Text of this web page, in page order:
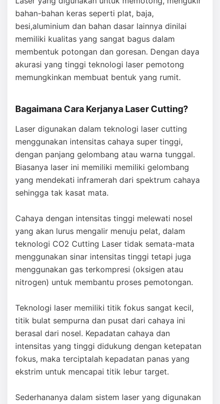
bahan-bahan keras seperti plat, baja,
besi,aluminium dan bahan dasar lainnya dinilai
memiliki kualitas yang sangat bagus dalam
membentuk potongan dan goresan. Dengan daya
akurasi yang tinggi teknologi laser pemotong
memungkinkan membuat bentuk yang rumit.
Bagaimana Cara Kerjanya Laser Cutting?
Laser digunakan dalam teknologi laser cutting
menggunakan intensitas cahaya super tinggi,
dengan panjang gelombang atau warna tunggal.
Biasanya laser ini memiliki memiliki gelombang
yang mendekati inframerah dari spektrum cahaya
sehingga tak kasat mata.
Cahaya dengan intensitas tinggi melewati nosel
yang akan lurus mengalir menuju pelat, dalam
teknologi CO2 Cutting Laser tidak semata-mata
menggunakan sinar intensitas tinggi tetapi juga
menggunakan gas terkompresi (oksigen atau
nitrogen) untuk membantu proses pemotongan.
Teknologi laser memiliki titik fokus sangat kecil,
titik bulat sempurna dan pusat dari cahaya ini
berasal dari nosel. Kepadatan cahaya dan
intensitas yang tinggi didukung dengan ketepatan
fokus, maka terciptalah kepadatan panas yang
ekstrim untuk mencapai titik lebur target.
Sederhananya dalam sistem laser yang digunakan